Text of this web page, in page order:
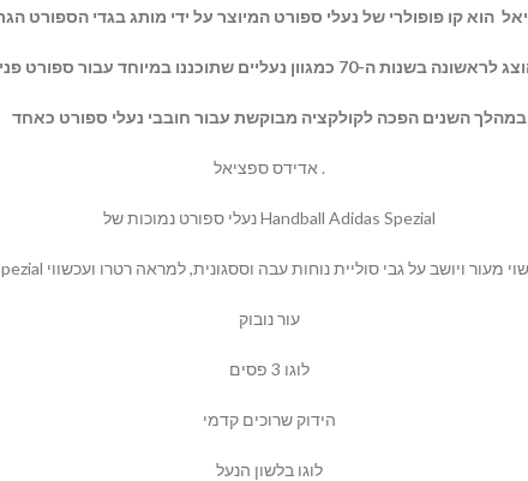
במהלך השנים הפכה לקולקציה מבוקשת עבור חובבי נעלי ספורט כאחד
אדידס ספציאל .
נעלי ספורט נמוכות של Handball Adidas Spezial
עור נובוק
לוגו 3 פסים
הידוק שרוכים קדמי
לוגו בלשון הנעל